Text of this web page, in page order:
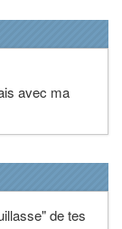
avec ma
de tes